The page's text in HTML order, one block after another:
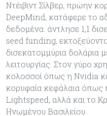
Ντέιβιντ Σίλβερ, πρώην
DeepMind, κατάφερε το
δεδομένα: άντλησε 1,1
seed funding,
δισεκατομμύρια δολάρια
λειτουργίας. Στον γύρο
κολοσσοί όπως η Nvidia
κορυφαία κεφάλαια όπως
Lightspeed, αλλά και το
Ηνωμένου Βασιλείου.